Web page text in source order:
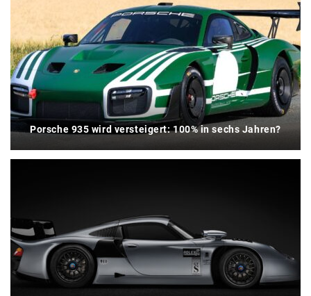
Porsche 935 wird versteigert: 100% in sechs Jahren?